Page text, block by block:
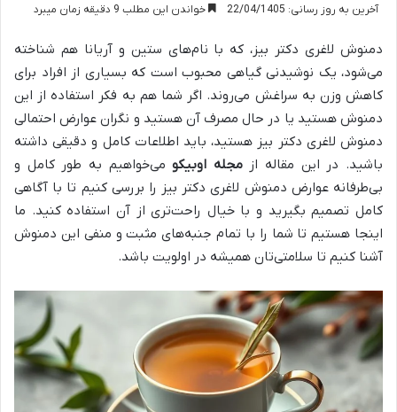
آخرین به روز رسانی: 22/04/1405 خواندن این مطلب 9 دقیقه زمان میبرد
دمنوش لاغری دکتر بیز، که با نام‌های ستین و آریانا هم شناخته
می‌شود، یک نوشیدنی گیاهی محبوب است که بسیاری از افراد برای
کاهش وزن به سراغش می‌روند. اگر شما هم به فکر استفاده از این
دمنوش هستید یا در حال مصرف آن هستید و نگران عوارض احتمالی
دمنوش لاغری دکتر بیز هستید، باید اطلاعات کامل و دقیقی داشته
باشید. در این مقاله ازمجله اوبیکومی‌خواهیم به طور کامل و
بی‌طرفانه عوارض دمنوش لاغری دکتر بیز را بررسی کنیم تا با آگاهی
کامل تصمیم بگیرید و با خیال راحت‌تری از آن استفاده کنید. ما
اینجا هستیم تا شما را با تمام جنبه‌های مثبت و منفی این دمنوش
آشنا کنیم تا سلامتی‌تان همیشه در اولویت باشد.